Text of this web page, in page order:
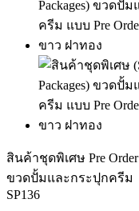
สินค้าชุดพิเศษ Pre Order
ขวดปั้มและกระปุกครีม
SP136